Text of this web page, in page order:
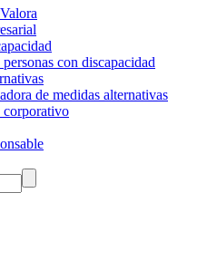
con discapacidad
de medidas alternativas
corporativo